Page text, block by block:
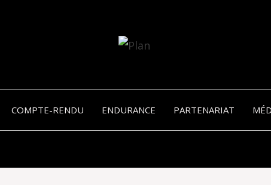
COMPTE-RENDU ENDURANCE PARTENARIAT